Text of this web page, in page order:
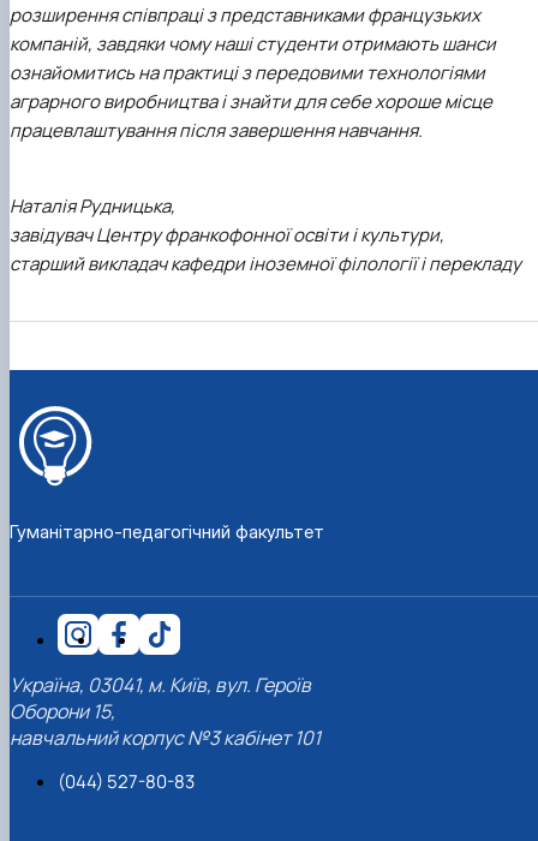
розширення співпраці з представниками французьких
компаній, завдяки чому наші студенти отримають шанси
ознайомитись на практиці з передовими технологіями
аграрного виробництва і знайти для себе хороше місце
працевлаштування після завершення навчання.
Наталія Рудницька,
завідувач Центру франкофонної освіти і культури,
старший викладач кафедри іноземної філології і перекладу
Гуманітарно-педагогічний факультет
Україна, 03041, м. Київ, вул. Героїв
Оборони 15,
навчальний корпус №3 кабінет 101
(044) 527-80-83